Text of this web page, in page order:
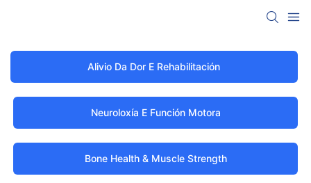
Alivio Da Dor E Rehabilitación
Neuroloxía E Función Motora
Bone Health & Muscle Strength